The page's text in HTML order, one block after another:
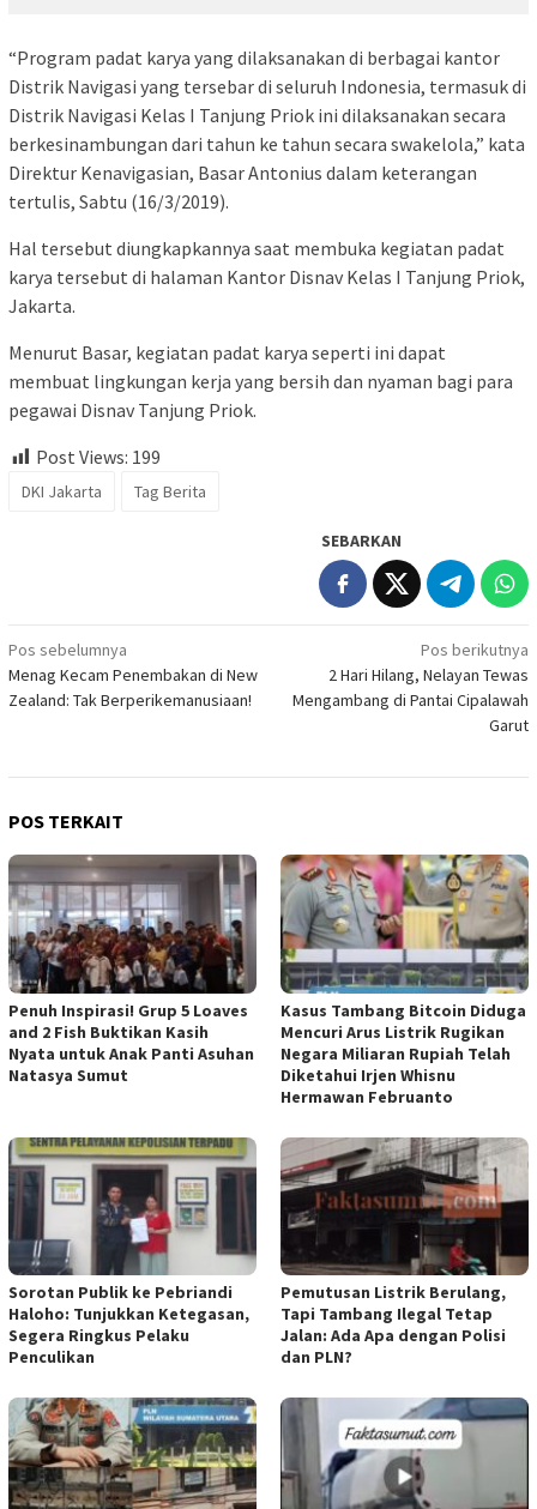
“Program padat karya yang dilaksanakan di berbagai kantor
Distrik Navigasi yang tersebar di seluruh Indonesia, termasuk di
Distrik Navigasi Kelas I Tanjung Priok ini dilaksanakan secara
berkesinambungan dari tahun ke tahun secara swakelola,” kata
Direktur Kenavigasian, Basar Antonius dalam keterangan
tertulis, Sabtu (16/3/2019).
Hal tersebut diungkapkannya saat membuka kegiatan padat
karya tersebut di halaman Kantor Disnav Kelas I Tanjung Priok,
Jakarta.
Menurut Basar, kegiatan padat karya seperti ini dapat
membuat lingkungan kerja yang bersih dan nyaman bagi para
pegawai Disnav Tanjung Priok.
Post Views: 199
DKI Jakarta Tag Berita
SEBARKAN
Navigasi
pos
Pos sebelumnya
Menag Kecam Penembakan di New
Zealand: Tak Berperikemanusiaan!
Pos berikutnya
2 Hari Hilang, Nelayan Tewas
Mengambang di Pantai Cipalawah
Garut
POS TERKAIT
Penuh Inspirasi! Grup 5 Loaves
and 2 Fish Buktikan Kasih
Nyata untuk Anak Panti Asuhan
Natasya Sumut
Kasus Tambang Bitcoin Diduga
Mencuri Arus Listrik Rugikan
Negara Miliaran Rupiah Telah
Diketahui Irjen Whisnu
Hermawan Februanto
Sorotan Publik ke Pebriandi
Haloho: Tunjukkan Ketegasan,
Segera Ringkus Pelaku
Penculikan
Pemutusan Listrik Berulang,
Tapi Tambang Ilegal Tetap
Jalan: Ada Apa dengan Polisi
dan PLN?